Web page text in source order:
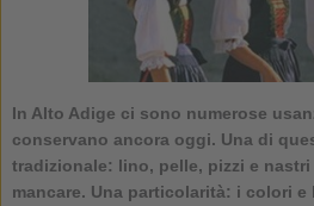
In Alto Adige ci sono numerose
conservano ancora oggi. Una di
tradizionale: lino, pelle, pizzi e
mancare. Una particolarità: i colori